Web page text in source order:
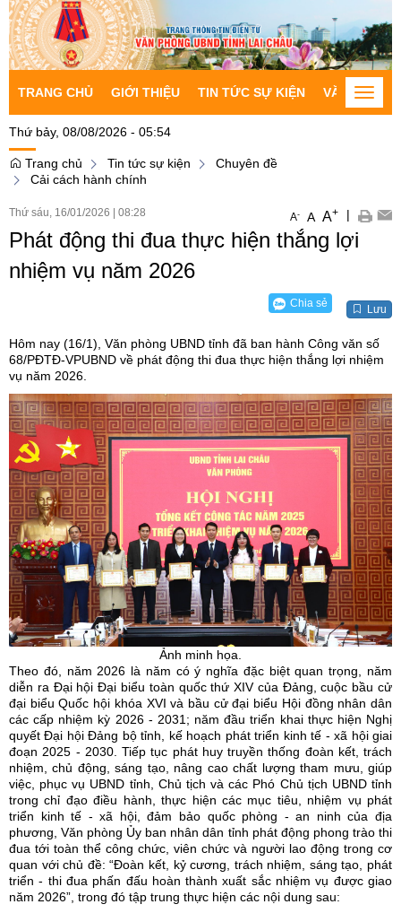
TRANG CHỦ GIỚI THIỆU TIN TỨC SỰ KIỆN VĂN BẢNToggle
Thứ bảy, 08/08/2026 - 05:54
Trang chủ Tin tức sự kiện
Chuyên đề
Cải cách hành chính
Thứ sáu, 16/01/2026 08:28 A- A A+ |
Phát động thi đua thực hiện thắng lợi
nhiệm vụ năm 2026
Chia sẻ Lưu
Hôm nay (16/1), Văn phòng UBND tỉnh đã ban hành Công văn số
68/PĐTĐ-VPUBND về phát động thi đua thực hiện thắng lợi nhiệm
vụ năm 2026.
Ảnh minh họa.
Theo đó, năm 2026 là năm có ý nghĩa đặc biệt quan trọng, năm
diễn ra Đại hội Đại biểu toàn quốc thứ XIV của Đảng, cuộc bầu cử
đại biểu Quốc hội khóa XVI và bầu cử đại biểu Hội đồng nhân dân
các cấp nhiệm kỳ 2026 - 2031; năm đầu triển khai thực hiện Nghị
quyết Đại hội Đảng bộ tỉnh, kế hoạch phát triển kinh tế - xã hội giai
đoạn 2025 - 2030. Tiếp tục phát huy truyền thống đoàn kết, trách
nhiệm, chủ động, sáng tạo, nâng cao chất lượng tham mưu, giúp
việc, phục vụ UBND tỉnh, Chủ tịch và các Phó Chủ tịch UBND tỉnh
trong chỉ đạo điều hành, thực hiện các mục tiêu, nhiệm vụ phát
triển kinh tế - xã hội, đảm bảo quốc phòng - an ninh của địa
phương, Văn phòng Ủy ban nhân dân tỉnh phát động phong trào thi
đua tới toàn thể công chức, viên chức và người lao động trong cơ
quan với chủ đề: “Đoàn kết, kỷ cương, trách nhiệm, sáng tạo, phát
triển - thi đua phấn đấu hoàn thành xuất sắc nhiệm vụ được giao
năm 2026”, trong đó tập trung thực hiện các nội dung sau: